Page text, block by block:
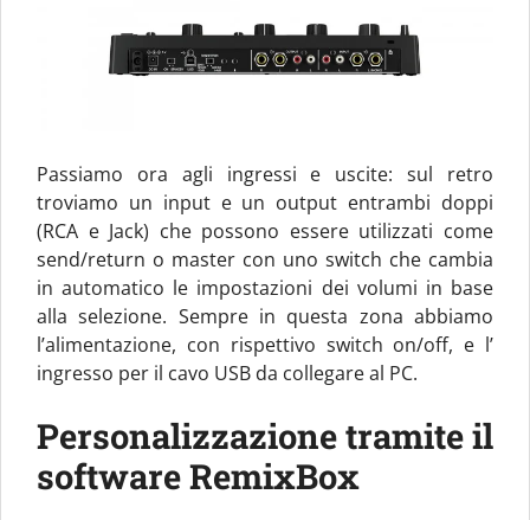
Passiamo ora agli ingressi e uscite: sul retro
troviamo un input e un output entrambi doppi
(RCA e Jack) che possono essere utilizzati come
send/return o master con uno switch che cambia
in automatico le impostazioni dei volumi in base
alla selezione. Sempre in questa zona abbiamo
l’alimentazione, con rispettivo switch on/off, e l’
ingresso per il cavo USB da collegare al PC.
Personalizzazione tramite il
software RemixBox